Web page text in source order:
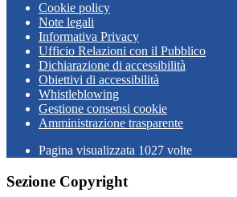
Cookie policy
Note legali
Informativa Privacy
Ufficio Relazioni con il Pubblico
Dichiarazione di accessibilità
Obiettivi di accessibilità
Whistleblowing
Gestione consensi cookie
Amministrazione trasparente
Pagina visualizzata 1027 volte
Sezione Copyright